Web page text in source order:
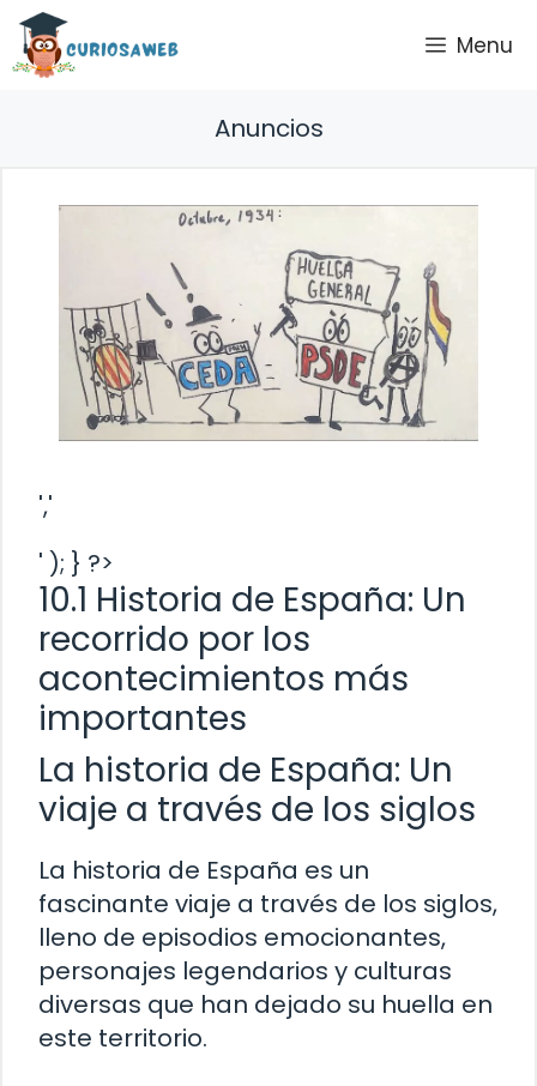
Saltar
contenido
Menu
Anuncios
','
' ); } ?>
10.1 Historia de España: Un
recorrido por los
acontecimientos más
importantes
La historia de España: Un
viaje a través de los siglos
La historia de España es un
fascinante viaje a través de los siglos,
lleno de episodios emocionantes,
personajes legendarios y culturas
diversas que han dejado su huella en
este territorio.